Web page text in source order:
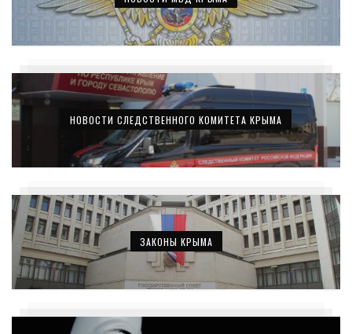
НОВОСТИ СЛЕДСТВЕННОГО КОМИТЕТА КРЫМА
ЗАКОНЫ КРЫМА